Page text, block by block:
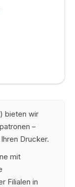
bieten wir
–
Drucker.
mit
Filialen in